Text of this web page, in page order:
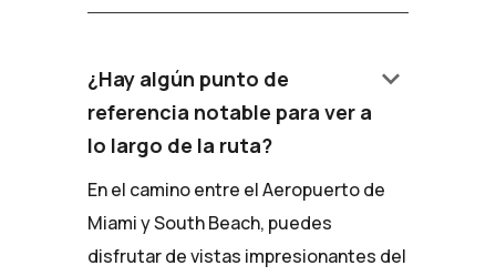
¿Hay algún punto de
referencia notable para ver a
lo largo de la ruta?
keyboard_arrow_down
En el camino entre el Aeropuerto de
Miami y South Beach, puedes
disfrutar de vistas impresionantes del